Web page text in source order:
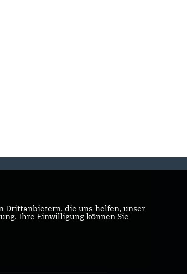
Drittanbietern, die uns helfen, unser
Ihre Einwilligung können Sie